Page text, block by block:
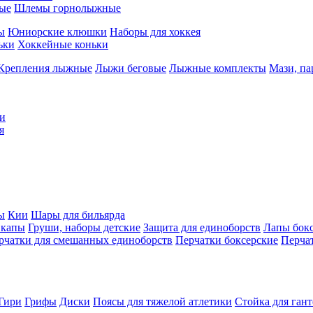
Шлемы горнолыжные
Юниорские клюшки Наборы для хоккея
Хоккейные коньки
лыжные Лыжи беговые Лыжные комплекты Мази,
Кии Шары для бильярда
Груши, наборы детские Защита для единоборств Лапы
для смешанных единоборств Перчатки боксерские
Грифы Диски Поясы для тяжелой атлетики Стойка для